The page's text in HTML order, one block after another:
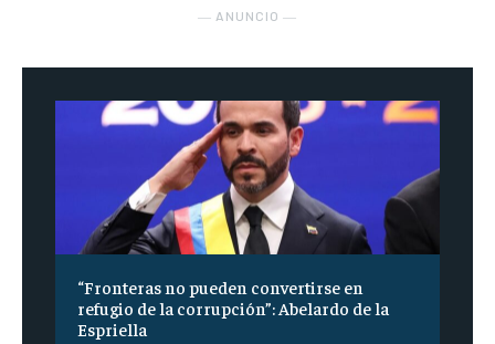
― ANUNCIO ―
“Fronteras no pueden convertirse en
refugio de la corrupción”: Abelardo de la
Espriella